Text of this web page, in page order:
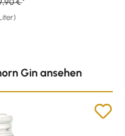
Gin ansehen